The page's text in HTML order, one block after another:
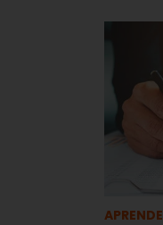
APRENDE